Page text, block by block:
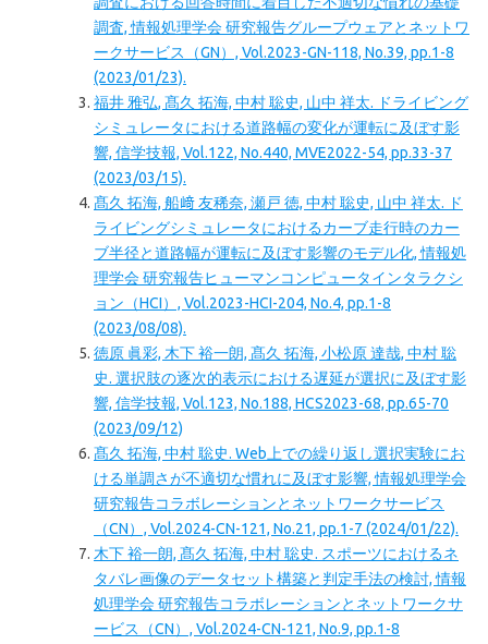
調査, 情報処理学会 研究報告グループウェアとネットワ
ークサービス（GN）, Vol.2023-GN-118, No.39, pp.1-8
(2023/01/23).
福井 雅弘, 髙久 拓海, 中村 聡史, 山中 祥太. ドライビング
シミュレータにおける道路幅の変化が運転に及ぼす影
響, 信学技報, Vol.122, No.440, MVE2022-54, pp.33-37
(2023/03/15).
髙久 拓海, 船﨑 友稀奈, 瀬戸 徳, 中村 聡史, 山中 祥太. ド
ライビングシミュレータにおけるカーブ走行時のカー
ブ半径と道路幅が運転に及ぼす影響のモデル化, 情報処
理学会 研究報告ヒューマンコンピュータインタラクシ
ョン（HCI）, Vol.2023-HCI-204, No.4, pp.1-8
(2023/08/08).
徳原 眞彩, 木下 裕一朗, 髙久 拓海, 小松原 達哉, 中村 聡
史. 選択肢の逐次的表示における遅延が選択に及ぼす影
響, 信学技報, Vol.123, No.188, HCS2023-68, pp.65-70
(2023/09/12)
髙久 拓海, 中村 聡史. Web上での繰り返し選択実験にお
ける単調さが不適切な慣れに及ぼす影響, 情報処理学会
研究報告コラボレーションとネットワークサービス
（CN）, Vol.2024-CN-121, No.21, pp.1-7 (2024/01/22).
木下 裕一朗, 髙久 拓海, 中村 聡史. スポーツにおけるネ
タバレ画像のデータセット構築と判定手法の検討, 情報
処理学会 研究報告コラボレーションとネットワークサ
ービス（CN）, Vol.2024-CN-121, No.9, pp.1-8